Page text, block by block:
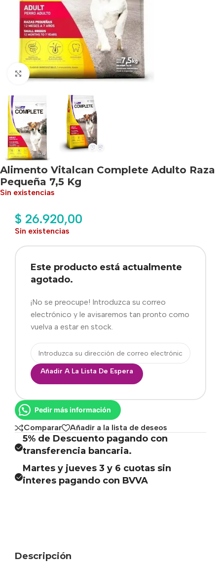
Haga clic para ampliar
Alimento Vitalcan Complete Adulto Raza
Pequeña 7,5 Kg
Sin existencias
$ 26.920,00
Sin existencias
Este producto está actualmente
agotado.
¡No se preocupe! Introduzca su correo
electrónico y le avisaremos tan pronto como
vuelva a estar en stock.
Añadir A La Lista De Espera
Pedir más información
Comparar Añadir a la lista de deseos
5% de Descuento pagando con
transferencia bancaria.
Martes y jueves 3 y 6 cuotas sin
interes pagando con BVVA
Descripción